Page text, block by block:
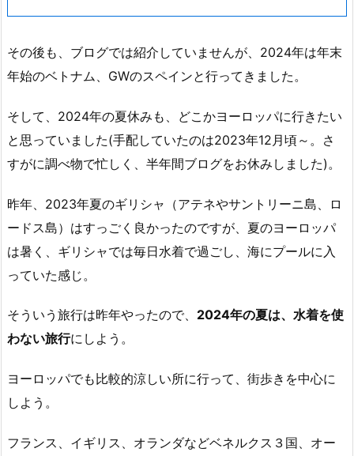
その後も、ブログでは紹介していませんが、2024年は年末
年始のベトナム、GWのスペインと行ってきました。
そして、2024年の夏休みも、どこかヨーロッパに行きたい
と思っていました(手配していたのは2023年12月頃～。さ
すがに調べ物で忙しく、半年間ブログをお休みしました)。
昨年、2023年夏のギリシャ（アテネやサントリーニ島、ロ
ードス島）はすっごく良かったのですが、夏のヨーロッパ
は暑く、ギリシャでは毎日水着で過ごし、海にプールに入
っていた感じ。
そういう旅行は昨年やったので、 2024年の夏は、水着を使
わない旅行にしよう。
ヨーロッパでも比較的涼しい所に行って、街歩きを中心に
しよう。
フランス、イギリス、オランダなどベネルクス３国、オー